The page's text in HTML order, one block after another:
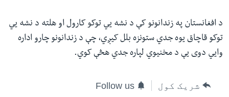
د افغانستان په زندانونو کې د نشه يي توکو کارول او هلته د نشه يي
توکو قاچاق یوه جدي ستونزه بلل کیږي، چې د زندانونو چارو اداره
وايي دوی یې د مخنیوي لپاره جدي هڅې کوي.
شریک کول Follow us